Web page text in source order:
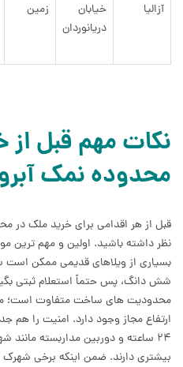
آزالیا
خیابان
دریانوردان
زمین
نکات مهم قبل از
محدوده نمک
قبل از هر اقدامی برای خرید ملک در
نظر داشته باشید. اولین و مهم ترین
بسیاری از ویلاهای قدیمی ممکن است
شش دانگ، پس حتماً استعلام ثبتی
محدودیت های ساخت متفاوت است؛
ارتفاع مجاز وجود دارد. امنیت را هم
۲۴ ساعته و دوربین مداربسته
بیشتری دارند. ضمن اینکه برخی شهرک